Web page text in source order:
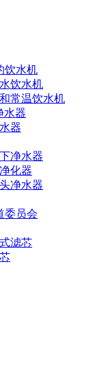
饮水机
饮水机
常温饮水机
水器
器
净水器
化器
净水器
委员会
滤芯